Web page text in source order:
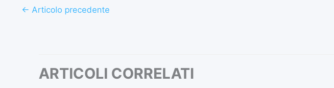
← Articolo precedente
ARTICOLI CORRELATI